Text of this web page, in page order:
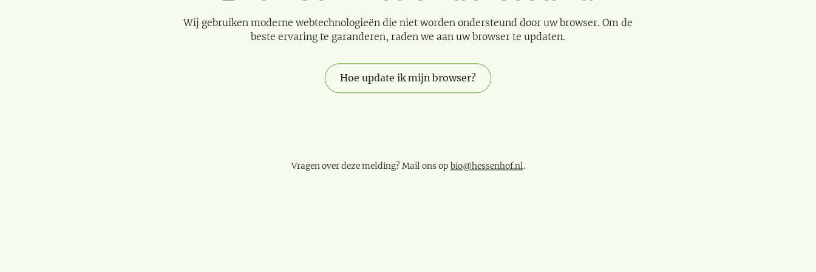
Wij gebruiken moderne webtechnologieën die niet worden ondersteund door uw browser. Om de
beste ervaring te garanderen, raden we aan uw browser te updaten.
Hoe update ik mijn browser?
Vragen over deze melding? Mail ons op bio@hessenhof.nl.